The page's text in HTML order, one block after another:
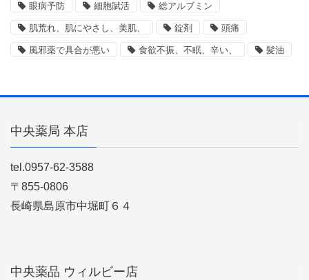
眼病予防 細胞賦活 総アルブミン
肌荒れ、肌にやさし、美肌、 錠剤 頭痛
風邪薬で具合が悪い 食欲不振、不眠、辛い、 髪油
中央薬局 本店
tel.0957-62-3588
〒855-0806
長崎県島原市中堀町６４
中央薬品 ウィルビー店